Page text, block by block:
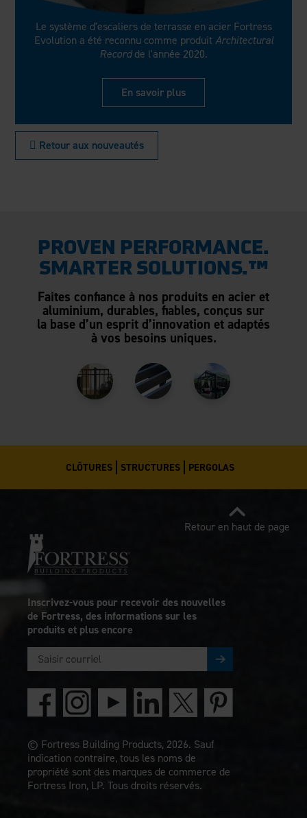
Le système d'escaliers de terrasse en acier Fortress
Evolution a été reconnu comme produitArchitectural
Recordde l'année 2020.
En savoir plus
 Retour aux nouveautés
PROVEN PERFORMANCE.
SMARTER SOLUTIONS.™
Faites confiance à nos produits en acier et
aluminium, durables, fiables, conçus sur
la base d’un esprit d’innovation et adaptés
à vos besoins uniques.
CLÔTURES STRUCTURES PERGOLAS
Inscrivez-vous pour recevoir des nouvelles
de Fortress, des informations sur les
produits et plus encore
© Fortress Building Products, 2026. Sauf
indication contraire, tous les noms de
propriété sont des marques de commerce de
Fortress Iron, LP. Tous droits réservés.
Retour en haut de page